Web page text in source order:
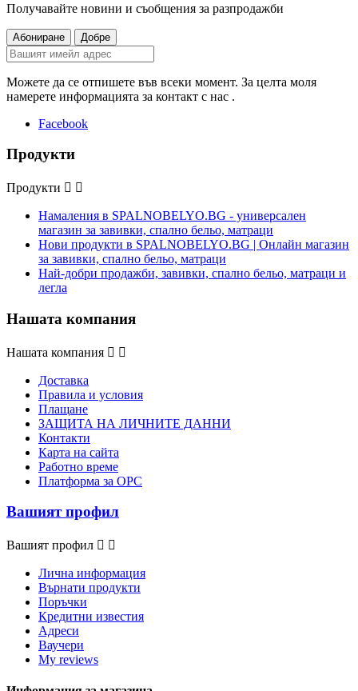
Получавайте новини и съобщения за разпродажби
Можете да се отпишете във всеки момент. За целта моля
намерете информацията за контакт с нас .
Facebook
Продукти
Продукти  
Намаления в SPALNOBELYO.BG - универсален
магазин за завивки, спално бельо, матраци
Нови продукти в SPALNOBELYO.BG | Онлайн магазин
за завивки, спално бельо, матраци
Най-добри продажби, завивки, спално бельо, матраци и
легла
Нашата компания
Нашата компания  
Доставка
Правила и условия
Плащане
ЗАЩИТА НА ЛИЧНИТЕ ДАННИ
Контакти
Карта на сайта
Работно време
Платформа за ОРС
Вашият профил
Вашият профил  
Лична информация
Върнати продукти
Поръчки
Кредитни известия
Адреси
Ваучери
My reviews